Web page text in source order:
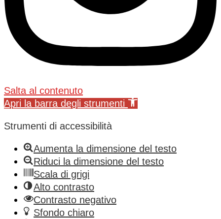
Salta al contenuto
Apri la barra degli strumenti
Strumenti di accessibilità
Aumenta la dimensione del testo
Riduci la dimensione del testo
Scala di grigi
Alto contrasto
Contrasto negativo
Sfondo chiaro